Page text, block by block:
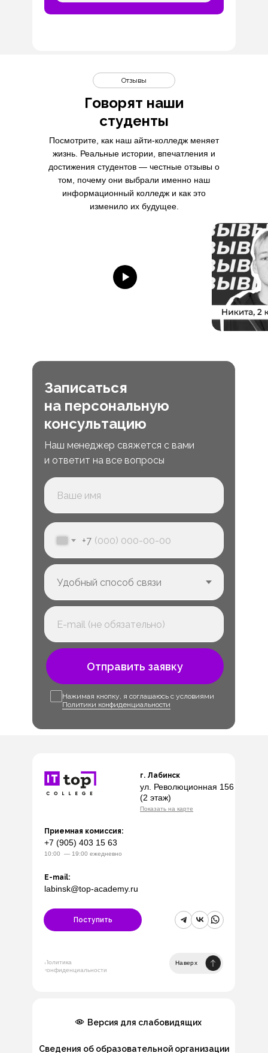
Говорят наши
студенты
Отзывы
Посмотрите, как наш айти-колледж меняет
жизнь. Реальные истории, впечатления и
достижения студентов — честные отзывы о
том, почему они выбрали именно наш
информационный колледж и как это
изменило их будущее.
Записаться
на персональную
консультацию
Наш менеджер свяжется с вами
и ответит на все вопросы
+7
Отправить заявку
Нажимая кнопку, я соглашаюсь с условиями
Политики конфиденциальности
Наверх
Политика
конфиденциальности
10:00 — 19:00 ежедневно
г. Лабинск
labinsk@top-academy.ru
E-mail:
Приемная комиссия:
ул. Революционная 156
(2 этаж)
Показать на карте
Поступить
+7 (905) 403 15 63
Версия для слабовидящих
Сведения об образовательной организации